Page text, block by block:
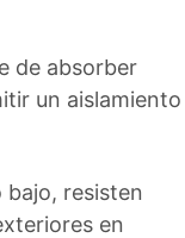
de absorber
un aislamiento
resisten
en